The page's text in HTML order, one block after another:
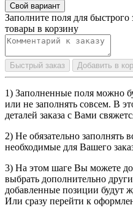
Свой вариант
Заполните поля для
товары в корзину
Быстрый заказ Добавить в
1) Заполненные поля можно
или не заполнять совсем. В
деталей заказа с Вами
2) Не обязательно заполнять
необходимые для Вашего
3) На этом шаге Вы можете
выбрать дополнительно
добавленные позиции будут
Или сразу перейти к